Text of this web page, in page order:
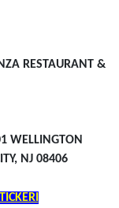
RESTAURANT &
WELLINGTON
NJ 08406